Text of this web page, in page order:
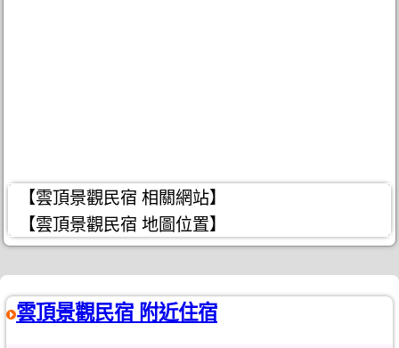
【雲頂景觀民宿 相關網站】
【雲頂景觀民宿 地圖位置】
雲頂景觀民宿 附近住宿